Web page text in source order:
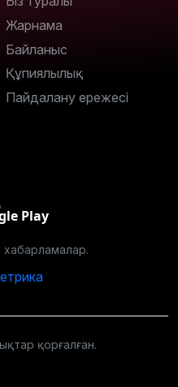
Жарнама
Байланыс
Құпиялылық
Пайдалану ережесі
Play
хабарламалар.
қорғалған.